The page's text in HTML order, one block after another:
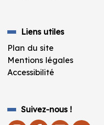
Liens utiles
Plan du site
Mentions légales
Accessibilité
Suivez-nous !